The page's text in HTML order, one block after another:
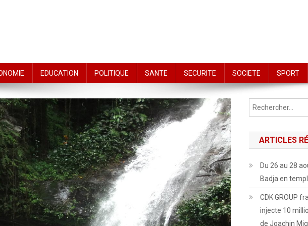
EDUCATION POLITIQUE SANTE SECURITE SOCIETE SPORT
ARTICLES
Du 26 au 28
Badja en
CDK GROUP
injecte 10
de Joachin